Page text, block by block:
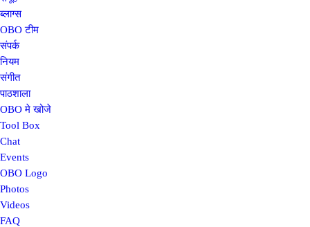
ब्लाग्स
OBO टीम
संपर्क
नियम
संगीत
पाठशाला
OBO मे खोजे
Tool Box
Chat
Events
OBO Logo
Photos
Videos
FAQ